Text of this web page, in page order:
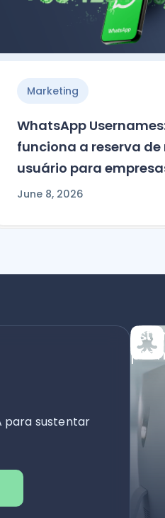
Marketing
WhatsApp
funciona a reserva de
usuário para
June 8, 2026
para sustentar